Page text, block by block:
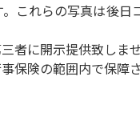
これらの写真は後
者に開示提供致しませ
険の範囲内で保障